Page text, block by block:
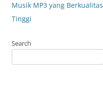
navigation
Musik MP3 yang Berkualitas
Tinggi
Search